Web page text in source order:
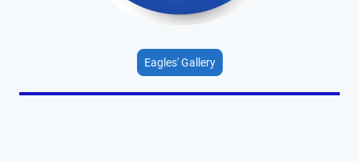
Eagles' Gallery